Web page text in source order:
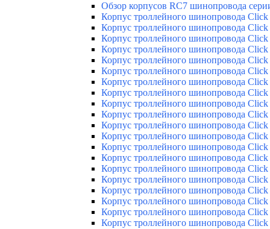
Обзор корпусов RC7 шинопровода
Корпус троллейного шинопровода
Корпус троллейного шинопровода
Корпус троллейного шинопровода
Корпус троллейного шинопровода
Корпус троллейного шинопровода
Корпус троллейного шинопровода
Корпус троллейного шинопровода
Корпус троллейного шинопровода
Корпус троллейного шинопровода
Корпус троллейного шинопровода
Корпус троллейного шинопровода
Корпус троллейного шинопровода
Корпус троллейного шинопровода
Корпус троллейного шинопровода
Корпус троллейного шинопровода
Корпус троллейного шинопровода
Корпус троллейного шинопровода
Корпус троллейного шинопровода
Корпус троллейного шинопровода
Корпус троллейного шинопровода